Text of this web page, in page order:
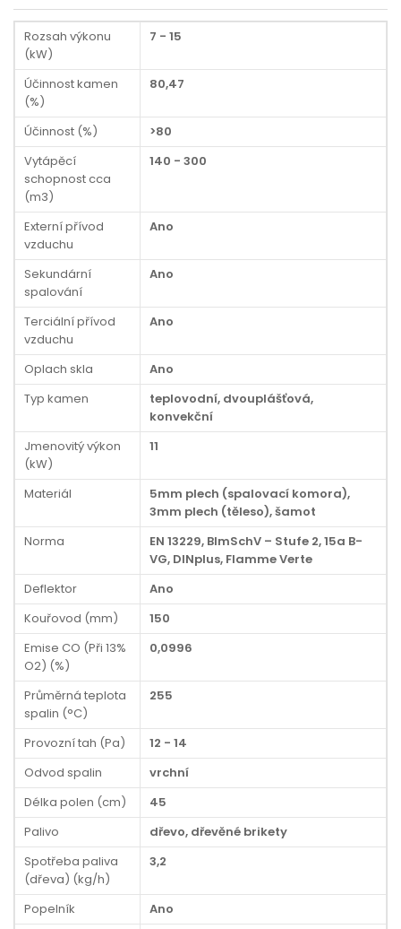
Rozsah výkonu
(kW)
7 - 15
Účinnost kamen
(%)
80,47
Účinnost (%)
>80
Vytápěcí
schopnost cca
(m3)
140 - 300
Externí přívod
vzduchu
Ano
Sekundární
spalování
Ano
Terciální přívod
vzduchu
Ano
Oplach skla
Ano
Typ kamen
teplovodní, dvouplášťová,
konvekční
Jmenovitý výkon
(kW)
11
Materiál
5mm plech (spalovací komora),
3mm plech (těleso), šamot
Norma
EN 13229, BImSchV – Stufe 2, 15a B-
VG, DINplus, Flamme Verte
Deflektor
Ano
Kouřovod (mm)
150
Emise CO (Při 13%
O2) (%)
0,0996
Průměrná teplota
spalin (°C)
255
Provozní tah (Pa)
12 - 14
Odvod spalin
vrchní
Délka polen (cm)
45
Palivo
dřevo, dřevěné brikety
Spotřeba paliva
(dřeva) (kg/h)
3,2
Popelník
Ano